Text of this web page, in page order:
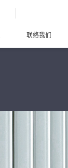
联络我们